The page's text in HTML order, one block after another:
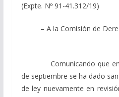
(Expte. Nº 91-41.312/19)
– A la Comisión de
Comunicando que en
de septiembre se ha dado
de ley nuevamente en